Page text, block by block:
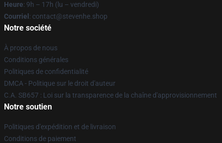
Heure: 9h – 17h (lu – vendredi)
Courriel : contact@stevenhe.shop
Notre société
À propos de nous
Conditions générales
Politiques de confidentialité
DMCA - Politique sur le droit d'auteur
C.A. SB657 : Loi sur la transparence de la chaîne d'approvisionnement
Notre soutien
Politiques d'expédition et de livraison
Conditions de paiement